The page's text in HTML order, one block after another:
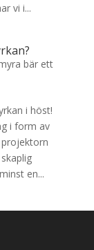
vi i...
bär ett
i höst!
i form av
en...